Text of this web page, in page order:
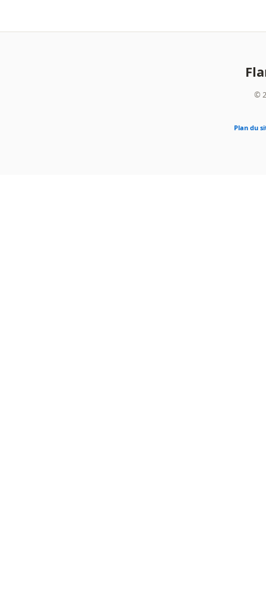
©
Plan du